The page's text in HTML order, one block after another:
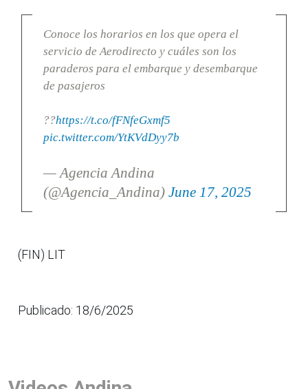
Conoce los horarios en los que opera el
servicio de Aerodirecto y cuáles son los
paraderos para el embarque y desembarque
de pasajeros
??https://t.co/fFNfeGxmf5
pic.twitter.com/YtKVdDyy7b
— Agencia Andina
(@Agencia_Andina) June 17, 2025
(FIN) LIT
Publicado: 18/6/2025